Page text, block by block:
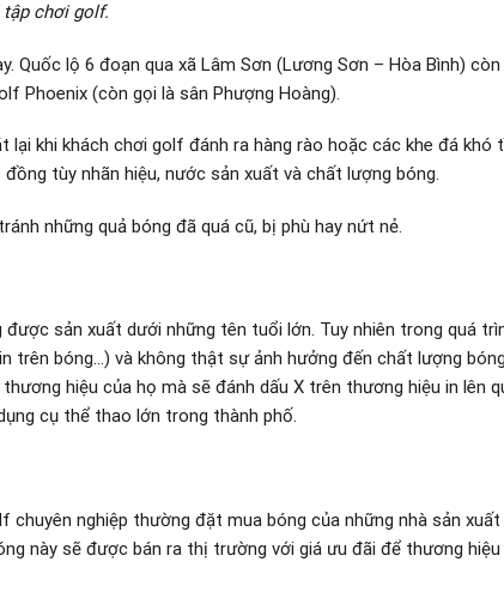
tập chơi golf.
Quốc lộ 6 đoạn qua xã Lâm Sơn (Lương Sơn – Hòa Bình)
Phoenix (còn gọi là sân Phượng Hoàng).
khi khách chơi golf đánh ra hàng rào hoặc các khe đá khó
tùy nhãn hiệu, nước sản xuất và chất lượng bóng.
những quả bóng đã quá cũ, bị phù hay nứt nẻ.
sản xuất dưới những tên tuổi lớn. Tuy nhiên trong quá
trên bóng…) và không thật sự ảnh hưởng đến chất lượng
hiệu của họ mà sẽ đánh dấu X trên thương hiệu in lên
cụ thể thao lớn trong thành phố.
nghiệp thường đặt mua bóng của những nhà sản
này sẽ được bán ra thị trường với giá ưu đãi để thương